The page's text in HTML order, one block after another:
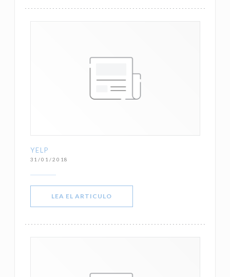
YELP
31/01/2018
LEA EL ARTICULO((ABRE EN UNA NUEVA VENTANA))